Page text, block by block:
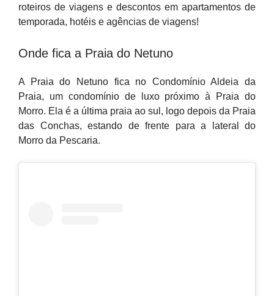
roteiros de viagens e descontos em apartamentos de
temporada, hotéis e agências de viagens!
Onde fica a Praia do Netuno
A Praia do Netuno fica no Condomínio Aldeia da
Praia, um condomínio de luxo próximo à Praia do
Morro. Ela é a última praia ao sul, logo depois da Praia
das Conchas, estando de frente para a lateral do
Morro da Pescaria.